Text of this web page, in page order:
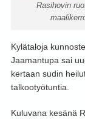
Rasihovin
Kylätaloja
Jaamantupa sai
kertaan sudin
talkootyötuntia.
Kuluvana kesänä